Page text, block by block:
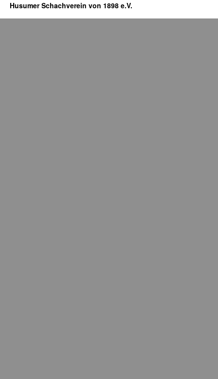
Husumer Schachverein von 1898 e.V.